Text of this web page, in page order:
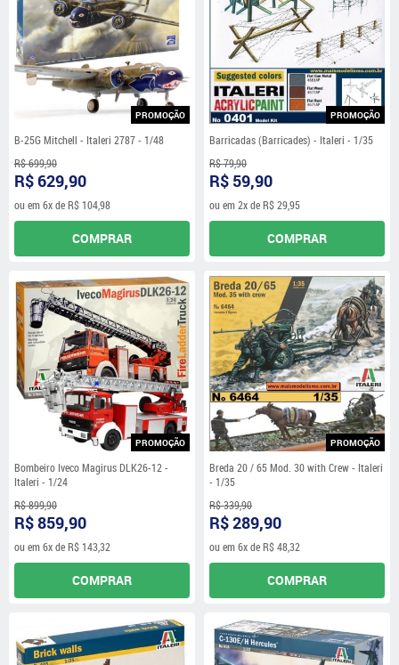
PROMOÇÃO
B-25G Mitchell - Italeri 2787 - 1/48
R$ 699,90
R$ 629,90
ou em6xdeR$ 104,98
COMPRAR
PROMOÇÃO
Barricadas (Barricades) - Italeri - 1/35
R$ 79,90
R$ 59,90
ou em2xdeR$ 29,95
COMPRAR
PROMOÇÃO
Bombeiro Iveco Magirus DLK26-12 -
Italeri - 1/24
R$ 899,90
R$ 859,90
ou em6xdeR$ 143,32
COMPRAR
PROMOÇÃO
Breda 20 / 65 Mod. 30 with Crew - Italeri
- 1/35
R$ 339,90
R$ 289,90
ou em6xdeR$ 48,32
COMPRAR